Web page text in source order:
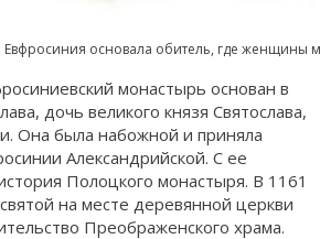
Евфросиния основала обитель, где женщины
монастырь основан в
дочь великого князя Святослава,
Она была набожной и приняла
Александрийской. С ее
Полоцкого монастыря. В 1161
на месте деревянной церкви
Преображенского храма.